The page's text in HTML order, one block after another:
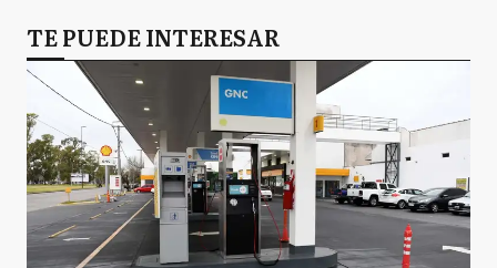
TE PUEDE INTERESAR